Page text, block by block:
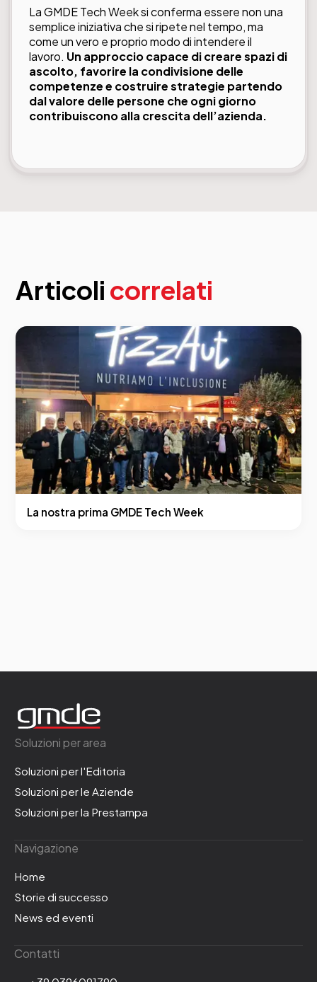
La GMDE Tech Week si conferma essere non una
semplice iniziativa che si ripete nel tempo, ma
come un vero e proprio modo di intendere il
lavoro. Un approccio capace di creare spazi di
ascolto, favorire la condivisione delle
competenze e costruire strategie partendo
dal valore delle persone che ogni giorno
contribuiscono alla crescita dell’azienda.
Articoli correlati
La nostra prima GMDE Tech Week
Soluzioni per area
Soluzioni per l'Editoria
Soluzioni per le Aziende
Soluzioni per la Prestampa
Navigazione
Home
Storie di successo
News ed eventi
Contatti